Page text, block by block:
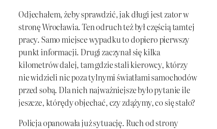
Odjechałem, żeby sprawdzić, jak długi jest zator w
stronę Wrocławia. Ten odruch też był częścią tamtej
pracy. Samo miejsce wypadku to dopiero pierwszy
punkt informacji. Drugi zaczynał się kilka
kilometrów dalej, tam gdzie stali kierowcy, którzy
nie widzieli nic poza tylnymi światłami samochodów
przed sobą. Dla nich najważniejsze było pytanie ile
jeszcze, którędy objechać, czy zdążymy, co się stało?
Policja opanowała już sytuację. Ruch od strony